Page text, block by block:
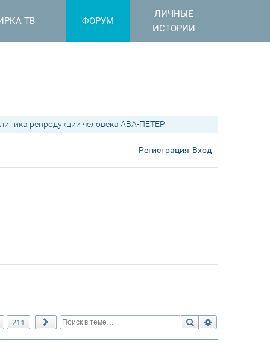
ТВ ФОРУМ
ЛИЧНЫЕ
ИСТОРИИ
репродукции человека АВА-ПЕТЕР
Регистрация Вход
Поиск
211 След.